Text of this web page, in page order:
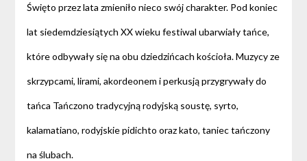
Święto przez lata zmieniło nieco swój charakter. Pod koniec
lat siedemdziesiątych XX wieku festiwal ubarwiały tańce,
które odbywały się na obu dziedzińcach kościoła. Muzycy ze
skrzypcami, lirami, akordeonem i perkusją przygrywały do
tańca Tańczono tradycyjną rodyjską soustę, syrto,
kalamatiano, rodyjskie pidichto oraz kato, taniec tańczony
na ślubach.